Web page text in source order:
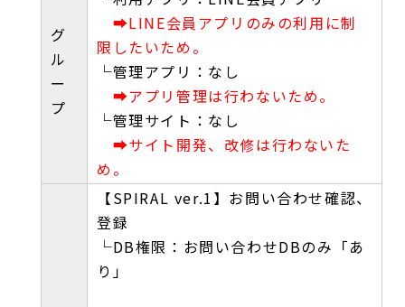
グ
ル
ー
プ
➡LINE会員アプリのみの利用に制
限したいため。
└管理アプリ：なし
➡アプリ管理は行わないため。
└管理サイト：なし
➡サイト開発、改修は行わないた
め。
【SPIRAL ver.1】お問い合わせ確認、
登録
└DB権限：お問い合わせDBのみ「あ
り」